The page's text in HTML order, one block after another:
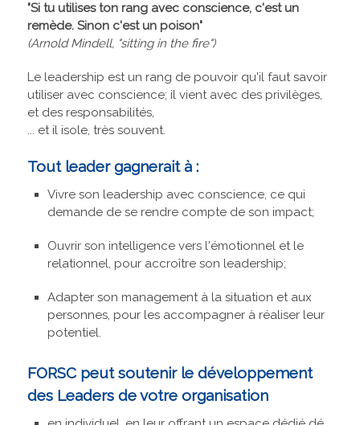
"Si tu utilises ton rang avec conscience, c'est un
remède. Sinon c'est un poison"
(Arnold Mindell, "sitting in the fire")
Le leadership est un rang de pouvoir qu'il faut savoir
utiliser avec conscience; il vient avec des privilèges,
et des responsabilités,
... et il isole, très souvent.
Tout leader gagnerait à :
Vivre son leadership avec conscience, ce qui
demande de se rendre compte de son impact;
Ouvrir son intelligence vers l'émotionnel et le
relationnel, pour accroître son leadership;
Adapter son management à la situation et aux
personnes, pour les accompagner à réaliser leur
potentiel.
FORSC peut soutenir le développement
des Leaders de votre organisation